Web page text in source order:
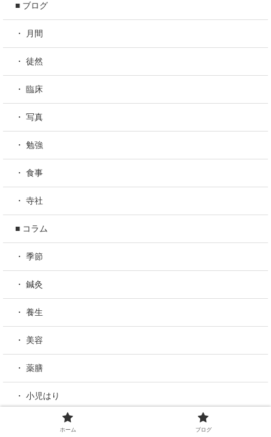
■ ブログ
・ 月間
・ 徒然
・ 臨床
・ 写真
・ 勉強
・ 食事
・ 寺社
■ コラム
・ 季節
・ 鍼灸
・ 養生
・ 美容
・ 薬膳
・ 小児はり
ホーム ブログ